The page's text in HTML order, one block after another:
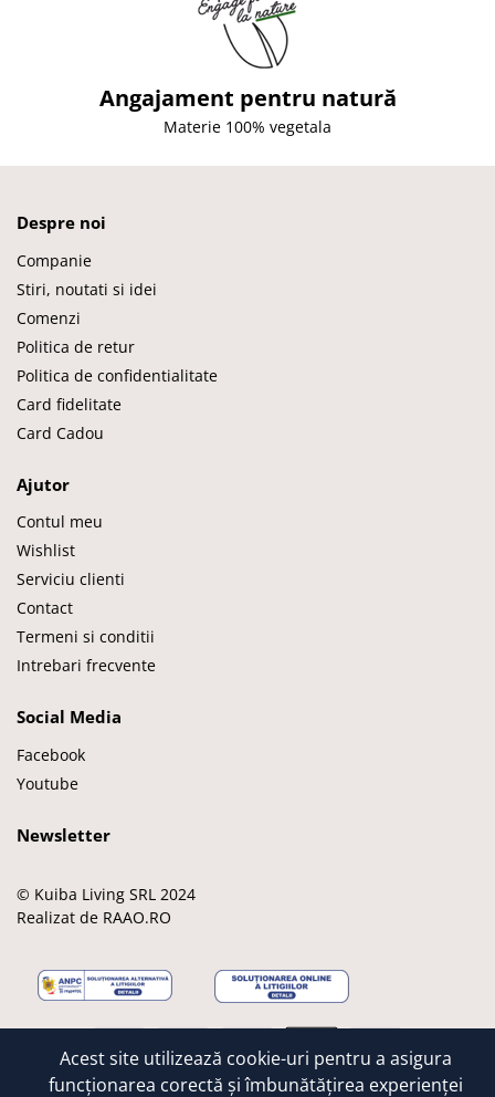
Angajament pentru natură
Materie 100% vegetala
Despre noi
Companie
Stiri, noutati si idei
Comenzi
Politica de retur
Politica de confidentialitate
Card fidelitate
Card Cadou
Ajutor
Contul meu
Wishlist
Serviciu clienti
Contact
Termeni si conditii
Intrebari frecvente
Social Media
Facebook
Youtube
Newsletter
© Kuiba Living SRL 2024
Realizat de RAAO.RO
a
e
a
s
i
s
p
p
o
o
Acest site utilizează cookie-uri pentru a asigura
funcționarea corectă și îmbunătățirea experienței